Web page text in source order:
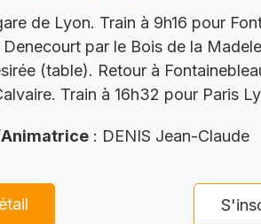
de Lyon. Train à 9h16 pour
par le Bois de la
(table). Retour à
Train à 16h32 pour Paris
: DENIS Jean-Claude